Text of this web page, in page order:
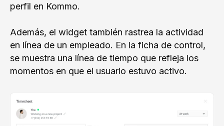
perfil en Kommo.
Además, el widget también rastrea la actividad
en línea de un empleado. En la ficha de control,
se muestra una línea de tiempo que refleja los
momentos en que el usuario estuvo activo.